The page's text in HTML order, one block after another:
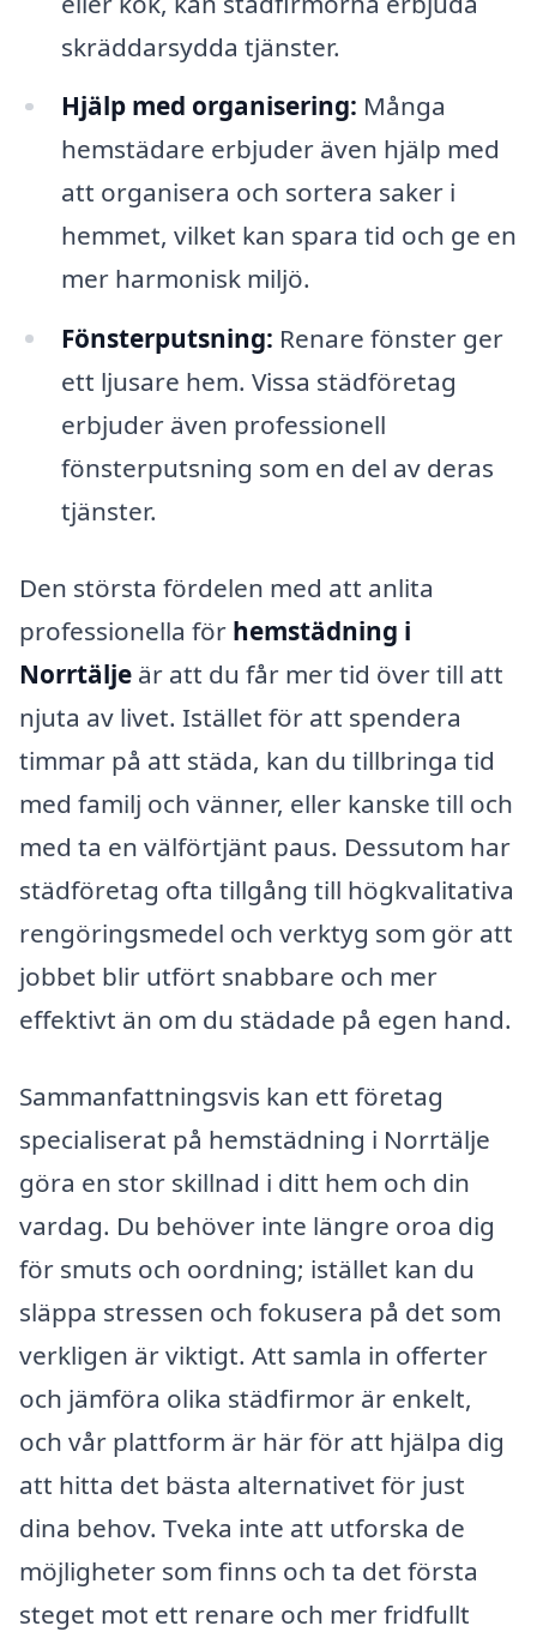
skräddarsydda tjänster.
Hjälp med organisering: Många
hemstädare erbjuder även hjälp med
att organisera och sortera saker i
hemmet, vilket kan spara tid och ge en
mer harmonisk miljö.
Fönsterputsning: Renare fönster ger
ett ljusare hem. Vissa städföretag
erbjuder även professionell
fönsterputsning som en del av deras
tjänster.
Den största fördelen med att anlita
professionella för hemstädning i
Norrtälje är att du får mer tid över till att
njuta av livet. Istället för att spendera
timmar på att städa, kan du tillbringa tid
med familj och vänner, eller kanske till och
med ta en välförtjänt paus. Dessutom har
städföretag ofta tillgång till högkvalitativa
rengöringsmedel och verktyg som gör att
jobbet blir utfört snabbare och mer
effektivt än om du städade på egen hand.
Sammanfattningsvis kan ett företag
specialiserat på hemstädning i Norrtälje
göra en stor skillnad i ditt hem och din
vardag. Du behöver inte längre oroa dig
för smuts och oordning; istället kan du
släppa stressen och fokusera på det som
verkligen är viktigt. Att samla in offerter
och jämföra olika städfirmor är enkelt,
och vår plattform är här för att hjälpa dig
att hitta det bästa alternativet för just
dina behov. Tveka inte att utforska de
möjligheter som finns och ta det första
steget mot ett renare och mer fridfullt